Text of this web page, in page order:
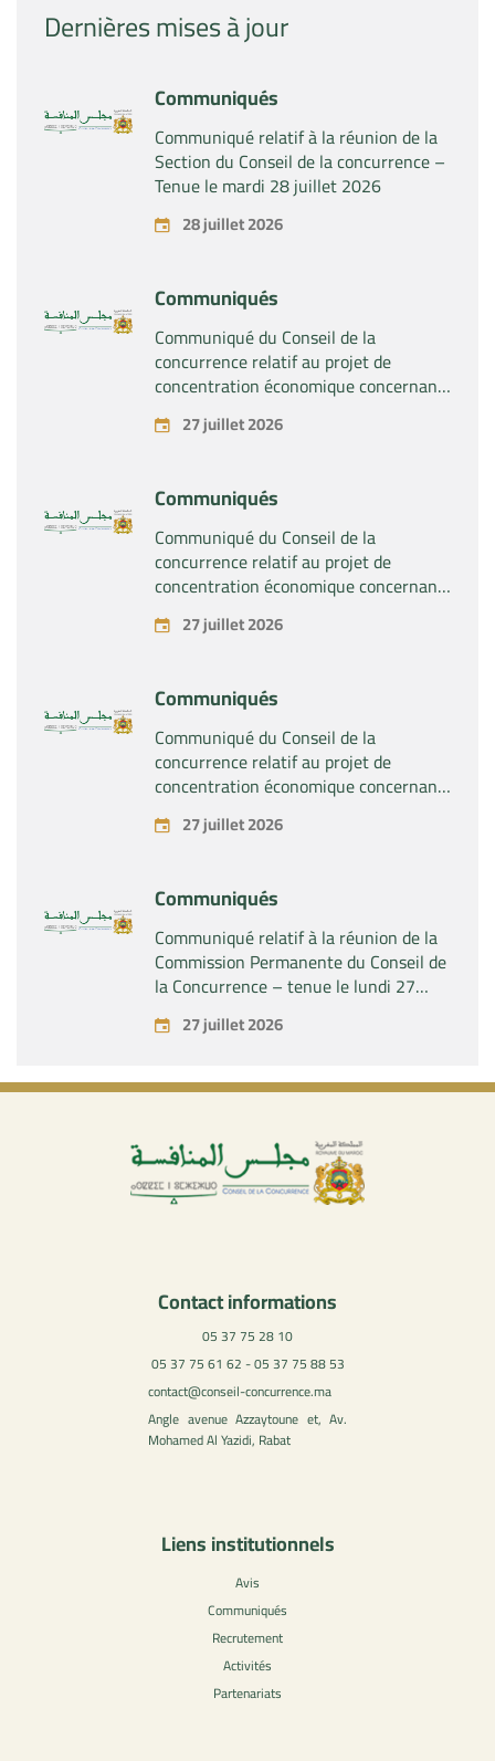
Dernières mises à jour
Communiqués
Communiqué relatif à la réunion de la
Section du Conseil de la concurrence –
Tenue le mardi 28 juillet 2026
28 juillet 2026
Communiqués
Communiqué du Conseil de la
concurrence relatif au projet de
concentration économique concernant
la prise du contrôle exclusif par la
société « Substipharm SAS » des actifs
pharmaceutiques « Rilutek » et «
Sabril » détenus par la société « Sanofi
SA »
27 juillet 2026
Communiqués
Communiqué du Conseil de la
concurrence relatif au projet de
concentration économique concernant
la prise du contrôle exclusif par la
société « Plastika Kritis SA » de la
27 juillet 2026
Communiqués
Communiqué du Conseil de la
concurrence relatif au projet de
concentration économique concernant
la prise par la société « Fives SAS » du
contrôle exclusif de la société « Aries
27 juillet 2026
Communiqués
Communiqué relatif à la réunion de la
Commission Permanente du Conseil de
la Concurrence – tenue le lundi 27
juillet 2026
27 juillet 2026
Contact informations
05 37 75 28 10
05 37 75 61 62 - 05 37 75 88 53
contact@conseil-concurrence.ma
Angle avenue Azzaytoune et, Av.
Mohamed Al Yazidi, Rabat
Liens institutionnels
Avis
Communiqués
Recrutement
Activités
Partenariats